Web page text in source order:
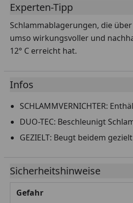
Experten-Tipp
Schlammablagerungen, die
umso wirkungsvoller und
12° C erreicht hat.
Infos
SCHLAMMVERNICHTER:
DUO-TEC: Beschleunigt
GEZIELT: Beugt beidem
Sicherheitshinweise
Gefahr